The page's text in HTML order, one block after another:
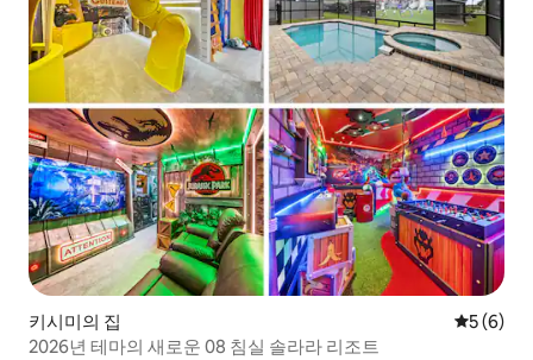
키시미의 집 평점 5점
5 (6)
2026년 테마의 새로운 08 침실 솔라라 리조트